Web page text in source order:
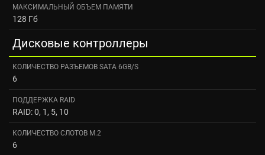
МАКСИМАЛЬНЫЙ ОБЪЕМ ПАМЯТИ
128 Гб
Дисковые контроллеры
КОЛИЧЕСТВО РАЗЪЕМОВ SATA 6GB/S
6
ПОДДЕРЖКА RAID
RAID: 0, 1, 5, 10
КОЛИЧЕСТВО СЛОТОВ M.2
6